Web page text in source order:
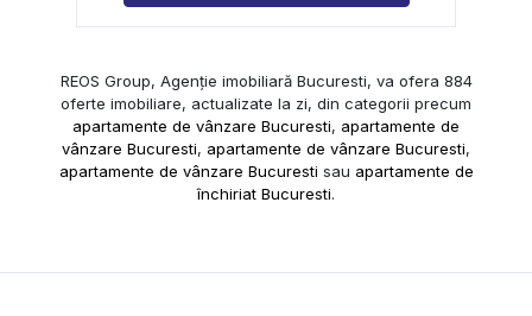
REOS Group, Agenție imobiliară Bucuresti, va ofera 884
oferte imobiliare, actualizate la zi, din categorii precum
apartamente de vânzare Bucuresti, apartamente de
vânzare Bucuresti, apartamente de vânzare Bucuresti,
apartamente de vânzare Bucuresti sau apartamente de
închiriat Bucuresti.